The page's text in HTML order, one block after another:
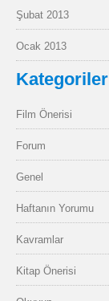
Şubat 2013
Ocak 2013
Kategoriler
Film Önerisi
Forum
Genel
Haftanın Yorumu
Kavramlar
Kitap Önerisi